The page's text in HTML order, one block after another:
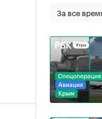
За все